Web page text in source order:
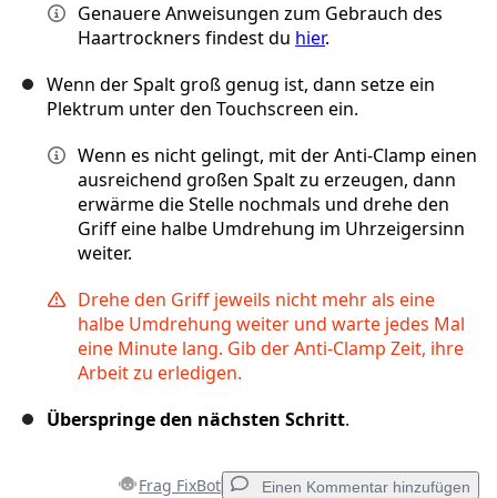
Genauere Anweisungen zum Gebrauch des
Haartrockners findest du hier.
Wenn der Spalt groß genug ist, dann setze ein
Plektrum unter den Touchscreen ein.
Wenn es nicht gelingt, mit der Anti-Clamp einen
ausreichend großen Spalt zu erzeugen, dann
erwärme die Stelle nochmals und drehe den
Griff eine halbe Umdrehung im Uhrzeigersinn
weiter.
Drehe den Griff jeweils nicht mehr als eine
halbe Umdrehung weiter und warte jedes Mal
eine Minute lang. Gib der Anti-Clamp Zeit, ihre
Arbeit zu erledigen.
Überspringe den nächsten Schritt.
Frag FixBot Einen Kommentar hinzufügen